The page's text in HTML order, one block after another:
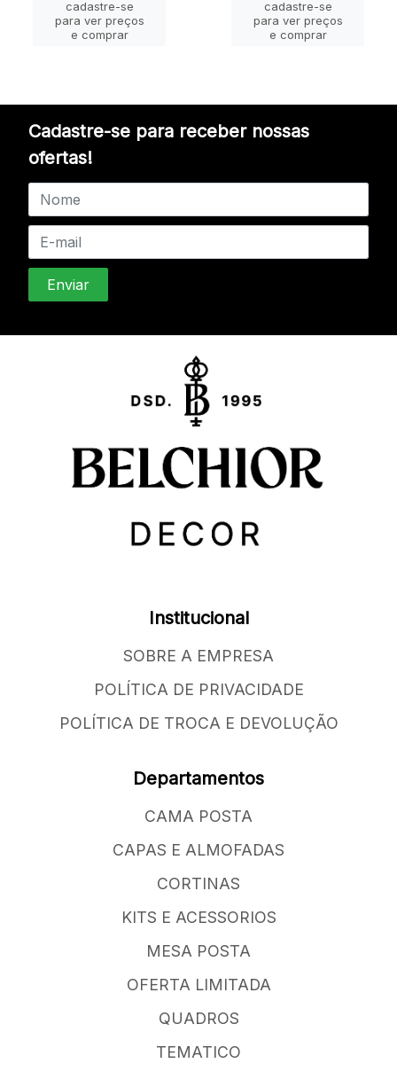
cadastre-se
para ver preços
e comprar
cadastre-se
para ver preços
e comprar
Cadastre-se para receber nossas
ofertas!
Institucional
SOBRE A EMPRESA
POLÍTICA DE PRIVACIDADE
POLÍTICA DE TROCA E DEVOLUÇÃO
Departamentos
CAMA POSTA
CAPAS E ALMOFADAS
CORTINAS
KITS E ACESSORIOS
MESA POSTA
OFERTA LIMITADA
QUADROS
TEMATICO